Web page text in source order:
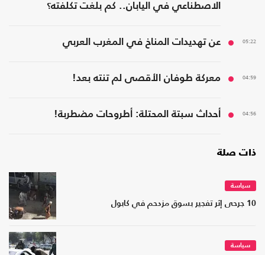
الاصطناعي في اليابان.. كم بلغت تكلفته؟
05:22 عن تهديدات المناخ في المغرب العربي
04:59 معركة طوفان الأقصى لم تنته بعد!
04:56 أحداث سبتة المحتلة: أطروحات مضطربة!
ذات صلة
سياسة
10 جرحى إثر تفجير بسوق مزدحم في كابول
سياسة